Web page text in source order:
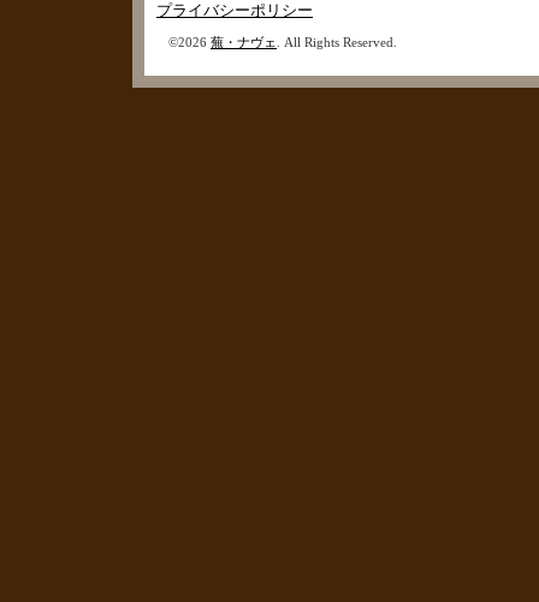
プライバシーポリシー
©2026 蕪・ナヴェ . All Rights Reserved.